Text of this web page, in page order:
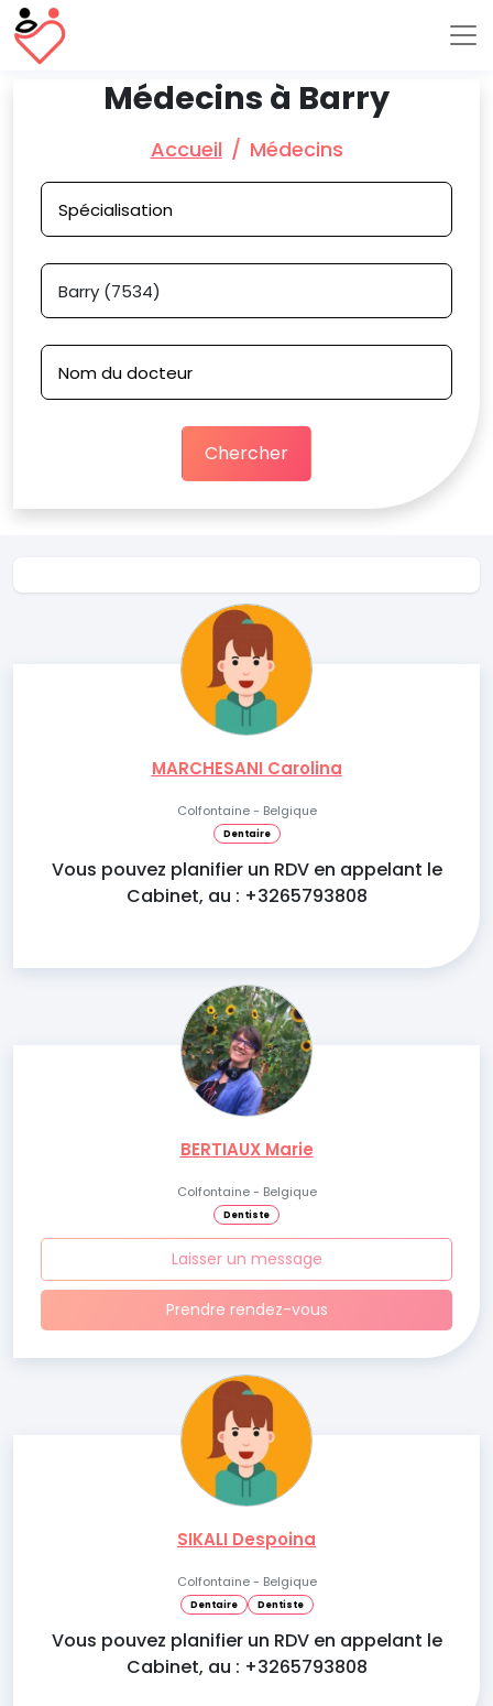
Médecins à Barry
Accueil Médecins
Chercher
MARCHESANI Carolina
Colfontaine - Belgique
Dentaire
Vous pouvez planifier un RDV en appelant le
Cabinet, au : +3265793808
BERTIAUX Marie
Colfontaine - Belgique
Dentiste
Laisser un message
Prendre rendez-vous
SIKALI Despoina
Colfontaine - Belgique
Dentaire Dentiste
Vous pouvez planifier un RDV en appelant le
Cabinet, au : +3265793808